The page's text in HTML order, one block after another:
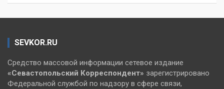
SEVKOR.RU
Средство массовой информации сетевое издание
«Севастопольский Корреспондент» зарегистрировано
Федеральной службой по надзору в сфере связи,